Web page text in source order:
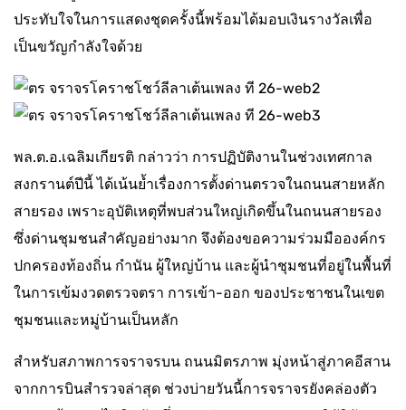
ประทับใจในการแสดงชุดครั้งนี้พร้อมได้มอบเงินรางวัลเพื่อ
เป็นขวัญกำลังใจด้วย
พล.ต.อ.เฉลิมเกียรติ กล่าวว่า การปฏิบัติงานในช่วงเทศกาล
สงกรานต์ปีนี้ ได้เน้นย้ำเรื่องการตั้งด่านตรวจในถนนสายหลัก
สายรอง เพราะอุบัติเหตุที่พบส่วนใหญ่เกิดขึ้นในถนนสายรอง
ซึ่งด่านชุมชนสำคัญอย่างมาก จึงต้องขอความร่วมมือองค์กร
ปกครองท้องถิ่น กำนัน ผู้ใหญ่บ้าน และผู้นำชุมชนที่อยู่ในพื้นที่
ในการเข้มงวดตรวจตรา การเข้า-ออก ของประชาชนในเขต
ชุมชนและหมู่บ้านเป็นหลัก
สำหรับสภาพการจราจรบน ถนนมิตรภาพ มุ่งหน้าสู่ภาคอีสาน
จากการบินสำรวจล่าสุด ช่วงบ่ายวันนี้การจราจรยังคล่องตัว